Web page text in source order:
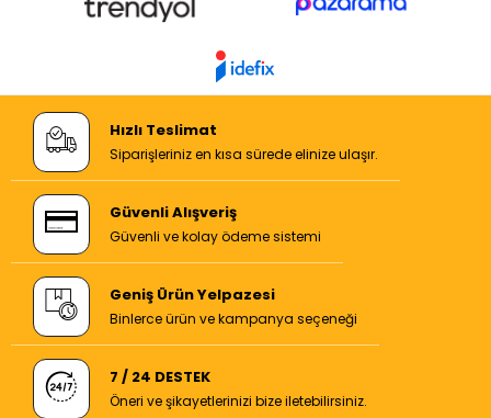
Hızlı Teslimat
Siparişleriniz en kısa sürede elinize ulaşır.
Güvenli Alışveriş
Güvenli ve kolay ödeme sistemi
Geniş Ürün Yelpazesi
Binlerce ürün ve kampanya seçeneği
7 / 24 DESTEK
Öneri ve şikayetlerinizi bize iletebilirsiniz.